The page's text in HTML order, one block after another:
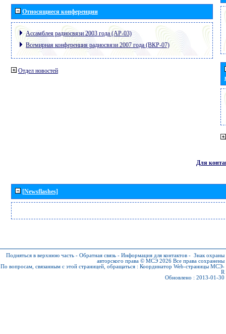
Относящиеся конференции
Ассамблея радиосвязи 2003 года (АР-03)
Всемирная конференция радиосвязи 2007 года (ВКР-07)
Отдел новостей
Для
[Newsflashes]
Подняться в верхнюю часть - Обратная связь - Информация для контактов - Знак охраны
авторского права © МСЭ 2026 Все права сохранены
По вопросам, связанным с этой страницей, обращаться : Координатор Web-страницы МСЭ-
R
Обновлено : 2013-01-30